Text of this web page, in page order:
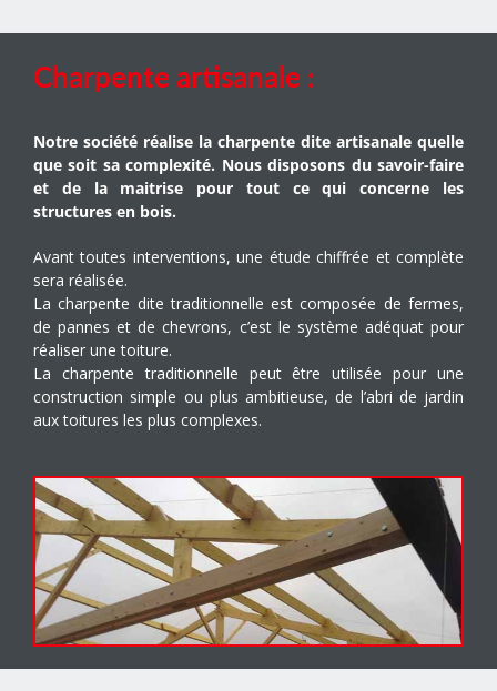
Charpente artisanale :
Notre société réalise la charpente dite artisanale quelle
que soit sa complexité. Nous disposons du savoir-faire
et de la maitrise pour tout ce qui concerne les
structures en bois.
Avant toutes interventions, une étude chiffrée et complète
sera réalisée.
La charpente dite traditionnelle est composée de fermes,
de pannes et de chevrons, c’est le système adéquat pour
réaliser une toiture.
La charpente traditionnelle peut être utilisée pour une
construction simple ou plus ambitieuse, de l’abri de jardin
aux toitures les plus complexes.